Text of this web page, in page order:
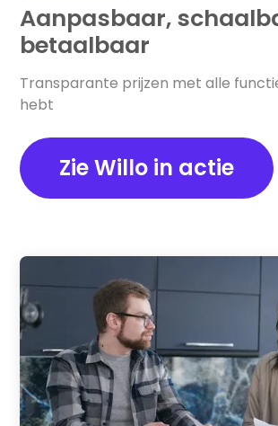
Aanpasbaar,
betaalbaar
Transparante prijzen met alle
hebt
Zie Willo in actie